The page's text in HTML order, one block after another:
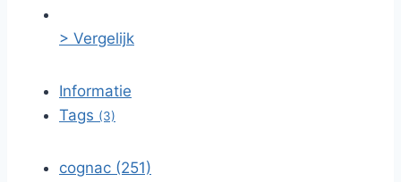
> Vergelijk
Informatie
Tags (3)
cognac (251)